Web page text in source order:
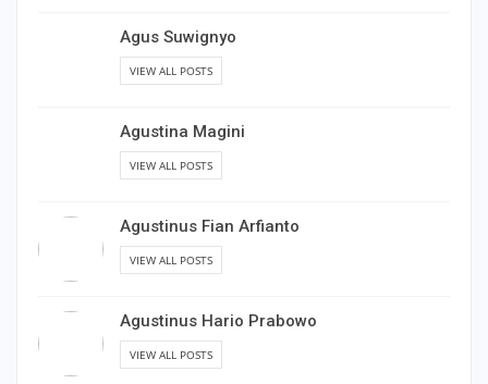
Agus Suwignyo
VIEW ALL POSTS
Agustina Magini
VIEW ALL POSTS
Agustinus Fian Arfianto
VIEW ALL POSTS
Agustinus Hario Prabowo
VIEW ALL POSTS